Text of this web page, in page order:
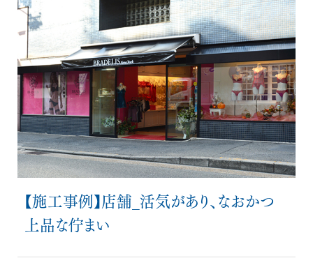
【施工事例】店舗_活気があり、なおかつ
上品な佇まい